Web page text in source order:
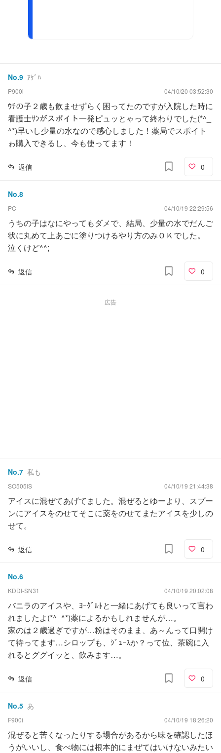
No.9 ｱｹﾞﾊ
P900i 04/10/20 03:52:30
ｳﾁの子２歳も飲ませずらく困ってたのですが入院した時に
看護士ｻﾝがスポイト一発ピュッとゃって終わりでした(*^_
^*)早いし少量の水なので感心しました！薬局でスポイト
ゎ購入できるし、今も使ってます！
返信 0
No.8
PC 04/10/19 22:29:56
うちの子はなにやってもダメで、結局、少量の水でだんご
状に丸めて上あごに塗りつけるやり方のみＯＫでした。
泣くけど^^;
返信 0
広告
No.7 私も
SO505iS 04/10/19 21:44:38
アイスに混ぜてあげてました。混ぜるとゆーより、スプー
ンにアイスをのせてそこに薬をのせてまたアイスを少しの
せて。
返信 0
No.6
KDDI-SN31 04/10/19 20:02:08
バニラのアイスや、ﾖｰｸﾞﾙﾄと一緒にあげても良いって言わ
れましたよ(*^_^*)薬によるかもしれませんが…。
家のは２歳過ぎですが…粉はそのまま、あ～んって口開け
て待ってます…シロップも、ｼﾞｭｰｽか？って位、茶碗に入
れるとググイッと、飲みます…。
返信 0
No.5 あ
F900i 04/10/19 18:26:20
混ぜると苦くなったりする場合があるから味を確認したほ
うがいいし、食べ物には根本的にまぜてはいけないみたい